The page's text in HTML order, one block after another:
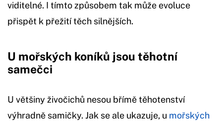
viditelné. I tímto způsobem tak může evoluce
přispět k přežití těch silnějších.
U mořských koníků jsou těhotní
samečci
U většiny živočichů nesou břímě těhotenství
výhradně samičky. Jak se ale ukazuje, u mořských